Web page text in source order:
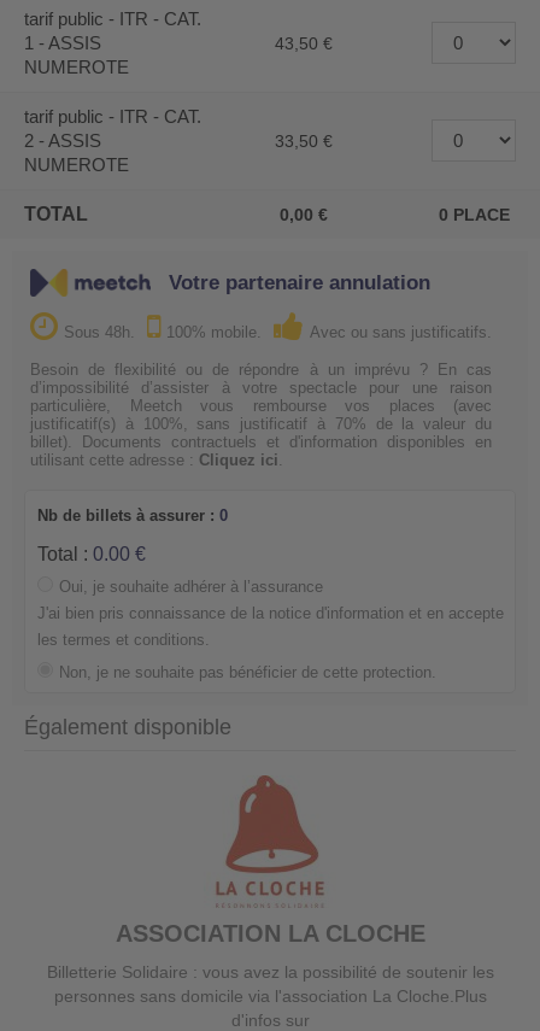
tarif public - ITR - CAT.
1 - ASSIS
NUMEROTE
43,50
tarif public - ITR - CAT.
2 - ASSIS
NUMEROTE
33,50
TOTAL 0,00 0 PLACE
Votre partenaire annulation
Sous 48h. 100% mobile. Avec ou sans justificatifs.
Besoin de flexibilité ou de répondre à un imprévu ? En cas
d’impossibilité d’assister à votre spectacle pour une raison
particulière, Meetch vous rembourse vos places (avec
justificatif(s) à 100%, sans justificatif à 70% de la valeur du
billet). Documents contractuels et d'information disponibles en
utilisant cette adresse : Cliquez ici.
Nb de billets à assurer : 0
Total : 0.00
Oui, je souhaite adhérer à l’assurance
J'ai bien pris connaissance de la notice d'information et en accepte
les termes et conditions.
Non, je ne souhaite pas bénéficier de cette protection.
Également disponible
ASSOCIATION LA CLOCHE
Billetterie Solidaire : vous avez la possibilité de soutenir les
personnes sans domicile via l'association La Cloche.Plus
d'infos sur